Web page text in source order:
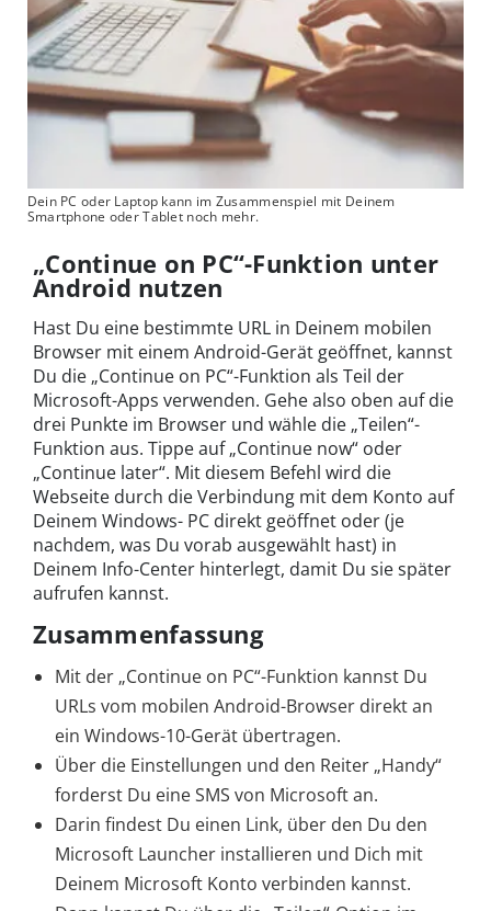
Dein PC oder Laptop kann im Zusammenspiel mit Deinem
Smartphone oder Tablet noch mehr.
„Continue on PC“-Funktion unter
Android nutzen
Hast Du eine bestimmte URL in Deinem mobilen
Browser mit einem Android-Gerät geöffnet, kannst
Du die „Continue on PC“-Funktion als Teil der
Microsoft-Apps verwenden. Gehe also oben auf die
drei Punkte im Browser und wähle die „Teilen“-
Funktion aus. Tippe auf „Continue now“ oder
„Continue later“. Mit diesem Befehl wird die
Webseite durch die Verbindung mit dem Konto auf
Deinem Windows- PC direkt geöffnet oder (je
nachdem, was Du vorab ausgewählt hast) in
Deinem Info-Center hinterlegt, damit Du sie später
aufrufen kannst.
Zusammenfassung
Mit der „Continue on PC“-Funktion kannst Du
URLs vom mobilen Android-Browser direkt an
ein Windows-10-Gerät übertragen.
Über die Einstellungen und den Reiter „Handy“
forderst Du eine SMS von Microsoft an.
Darin findest Du einen Link, über den Du den
Microsoft Launcher installieren und Dich mit
Deinem Microsoft Konto verbinden kannst.